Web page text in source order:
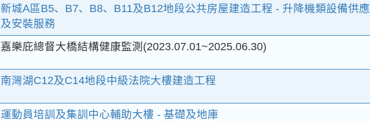
新城A區B5、B7、B8、B11及B12地段公共房屋建造工程 - 升降機類設備供應
及安裝服務
嘉樂庇總督大橋結構健康監測(2023.07.01~2025.06.30)
南灣湖C12及C14地段中級法院大樓建造工程
運動員培訓及集訓中心輔助大樓 - 基礎及地庫